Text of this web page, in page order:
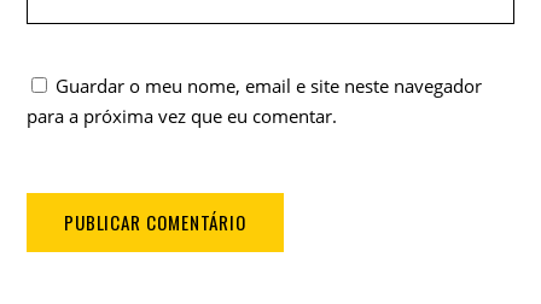
Guardar o meu nome, email e site neste navegador
para a próxima vez que eu comentar.